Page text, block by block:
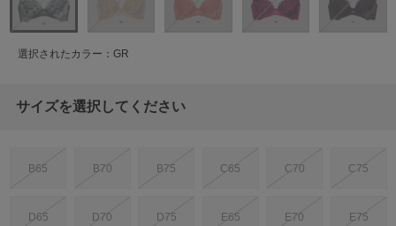
選択されたカラー：GR
サイズを選択してください
B65 B70 B75 C65 C70 C75
D65 D70 D75 E65 E70 E75